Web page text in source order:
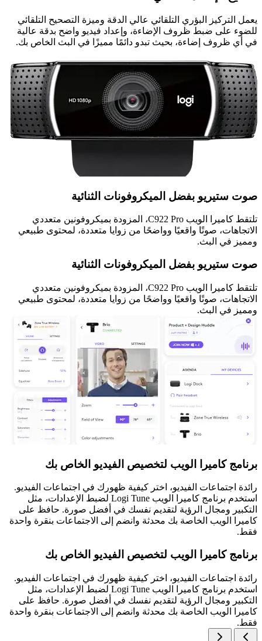
يعمل التركيز البؤري التلقائي عالي الدقة وميزة التصحيح التلقائي
للضوء على ضبط ظروف الإضاءة، وإعداد فيديو واضح بدقة عالية
في أي ظروف إضاءة، بحيث تبدو دائمًا مميزًا في البث الخاص بك.
صوت ستيريو بفضل الميكروفونات الثنائية
تلتقط كاميرا الويب C922 Pro، المزودة بميكروفونين متعددي
الاتجاهات، صوتًا واقعيًا وواضحًا من زوايا متعددة، لمحتوى طبيعي
ومميز في البث.
صوت ستيريو بفضل الميكروفونات الثنائية
تلتقط كاميرا الويب C922 Pro، المزودة بميكروفونين متعددي
الاتجاهات، صوتًا واقعيًا وواضحًا من زوايا متعددة، لمحتوى طبيعي
ومميز في البث.
برنامج كاميرا الويب لتخصيص الفيديو الخاص بك
رائدة اجتماعات الفيديو، اختر كيفية ظهورك في اجتماعات الفيديو.
استخدم برنامج كاميرا الويب Logi Tune لضبط الإعدادات، مثل
التكبير ومجال الرؤية لتقديم نفسك في أفضل صورة. حافظ على
كاميرا الويب الخاصة بك محدثة وانضم إلى الاجتماعات بنقرة واحدة
فقط.
برنامج كاميرا الويب لتخصيص الفيديو الخاص بك
رائدة اجتماعات الفيديو، اختر كيفية ظهورك في اجتماعات الفيديو.
استخدم برنامج كاميرا الويب Logi Tune لضبط الإعدادات، مثل
التكبير ومجال الرؤية لتقديم نفسك في أفضل صورة. حافظ على
كاميرا الويب الخاصة بك محدثة وانضم إلى الاجتماعات بنقرة واحدة
فقط.